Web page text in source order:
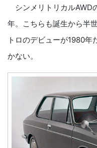
シンメリトリカルAWD
年。こちらも誕生から半
トロのデビューが1980年
かない。